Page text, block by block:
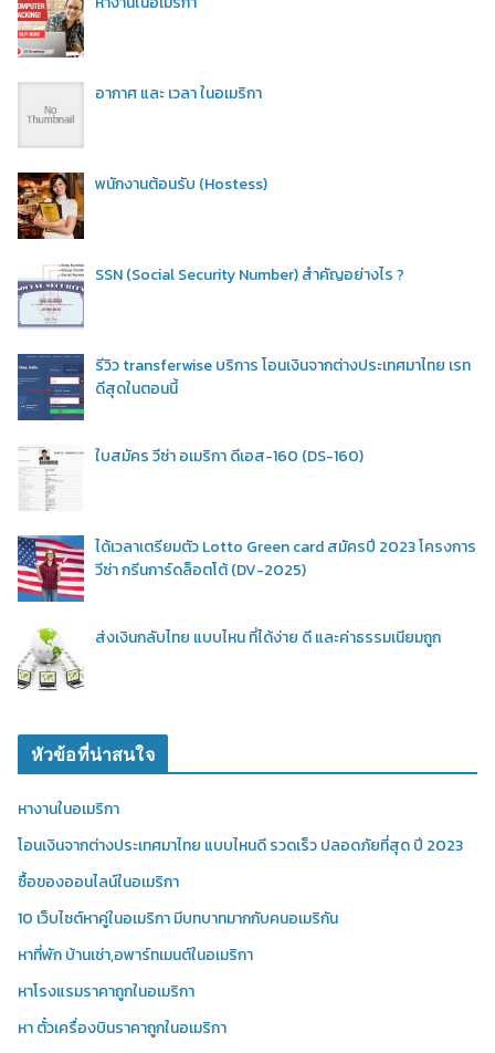
อากาศ และ เวลา ในอเมริกา
พนักงานต้อนรับ (Hostess)
SSN (Social Security Number) สำคัญอย่างไร ?
รีวิว transferwise บริการ โอนเงินจากต่างประเทศมาไทย เรท
ดีสุดในตอนนี้
ใบสมัคร วีซ่า อเมริกา ดีเอส-160 (DS-160)
ได้เวลาเตรียมตัว Lotto Green card สมัครปี 2023 โครงการ
วีซ่า กรีนการ์ดล็อตโต้ (DV-2025)
ส่งเงินกลับไทย แบบไหน ที่ได้ง่าย ดี และค่าธรรมเนียมถูก
หัวข้อที่น่าสนใจ
หางานในอเมริกา
โอนเงินจากต่างประเทศมาไทย แบบไหนดี รวดเร็ว ปลอดภัยที่สุด ปี 2023
ซื้อของออนไลน์ในอเมริกา
10 เว็บไซต์หาคู่ในอเมริกา มีบทบาทมากกับคนอเมริกัน
หาที่พัก บ้านเช่า,อพาร์ทเมนต์ในอเมริกา
หาโรงแรมราคาถูกในอเมริกา
หา ตั๋วเครื่องบินราคาถูกในอเมริกา